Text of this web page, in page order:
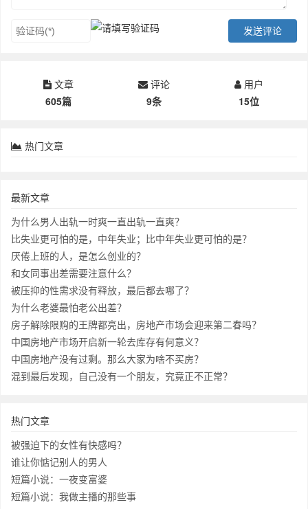
文章
605篇
评论
9条
用户
15位
热门文章
最新文章
为什么男人出轨一时爽一直出轨一直爽？
比失业更可怕的是，中年失业；比中年失业更可怕的是？
厌倦上班的人，是怎么创业的？
和女同事出差需要注意什么？
被压抑的性需求没有释放，最后都去哪了？
为什么老婆最怕老公出差？
房子解除限购的王牌都亮出，房地产市场会迎来第二春吗？
中国房地产市场开启新一轮去库存有何意义？
中国房地产没有过剩。那么大家为啥不买房？
混到最后发现，自己没有一个朋友，究竟正不正常？
热门文章
被强迫下的女性有快感吗？
谁让你惦记别人的男人
短篇小说：一夜变富婆
短篇小说：我做主播的那些事